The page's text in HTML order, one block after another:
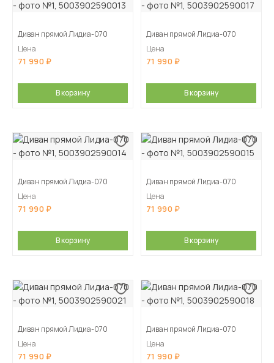
Диван прямой Лидиа-070
Цена
71 990
В корзину
Диван прямой Лидиа-070
Цена
71 990
В корзину
Диван прямой Лидиа-070
Цена
71 990
В корзину
Диван прямой Лидиа-070
Цена
71 990
В корзину
Диван прямой Лидиа-070
Цена
71 990
Диван прямой Лидиа-070
Цена
71 990